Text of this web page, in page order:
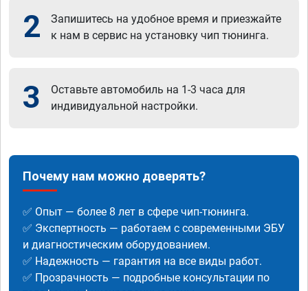
2
Запишитесь на удобное время и приезжайте
к нам в сервис на установку чип тюнинга.
3
Оставьте автомобиль на 1-3 часа для
индивидуальной настройки.
Почему нам можно доверять?
✅ Опыт — более 8 лет в сфере чип-тюнинга.
✅ Экспертность — работаем с современными ЭБУ
и диагностическим оборудованием.
✅ Надежность — гарантия на все виды работ.
✅ Прозрачность — подробные консультации по